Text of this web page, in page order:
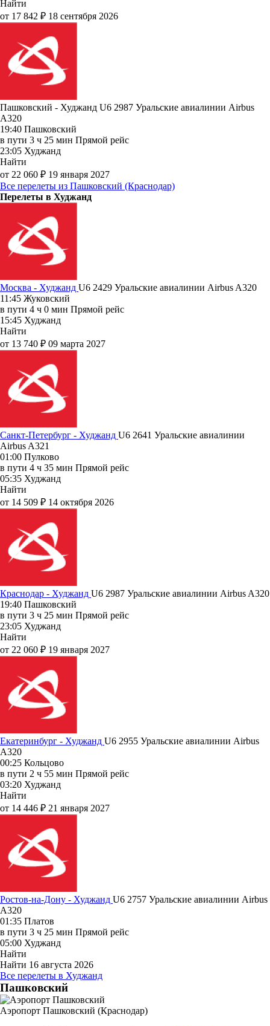
Найти
от 17 842 ₽ 18 сентября 2026
Пашковский - Худжанд U6 2987 Уральские авиалинии Airbus
A320
19:40 Пашковский
в пути 3 ч 25 мин Прямой рейс
23:05 Худжанд
Найти
от 22 060 ₽ 19 января 2027
Все перелеты из Пашковский (Краснодар)
Перелеты в Худжанд
Москва - Худжанд U6 2429 Уральские авиалинии Airbus A320
11:45 Жуковский
в пути 4 ч 0 мин Прямой рейс
15:45 Худжанд
Найти
от 13 740 ₽ 09 марта 2027
Санкт-Петербург - Худжанд U6 2641 Уральские авиалинии
Airbus A321
01:00 Пулково
в пути 4 ч 35 мин Прямой рейс
05:35 Худжанд
Найти
от 14 509 ₽ 14 октября 2026
Краснодар - Худжанд U6 2987 Уральские авиалинии Airbus A320
19:40 Пашковский
в пути 3 ч 25 мин Прямой рейс
23:05 Худжанд
Найти
от 22 060 ₽ 19 января 2027
Екатеринбург - Худжанд U6 2955 Уральские авиалинии Airbus
A320
00:25 Кольцово
в пути 2 ч 55 мин Прямой рейс
03:20 Худжанд
Найти
от 14 446 ₽ 21 января 2027
Ростов-на-Дону - Худжанд U6 2757 Уральские авиалинии Airbus
A320
01:35 Платов
в пути 3 ч 25 мин Прямой рейс
05:00 Худжанд
Найти
Найти 16 августа 2026
Все перелеты в Худжанд
Пашковский
Аэропорт Пашковский (Краснодар)